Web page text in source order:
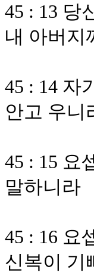
45 : 13 당
내 아버지
45 : 14 자
안고 우니
45 : 15 요
말하니라
45 : 16 요
신복이 기